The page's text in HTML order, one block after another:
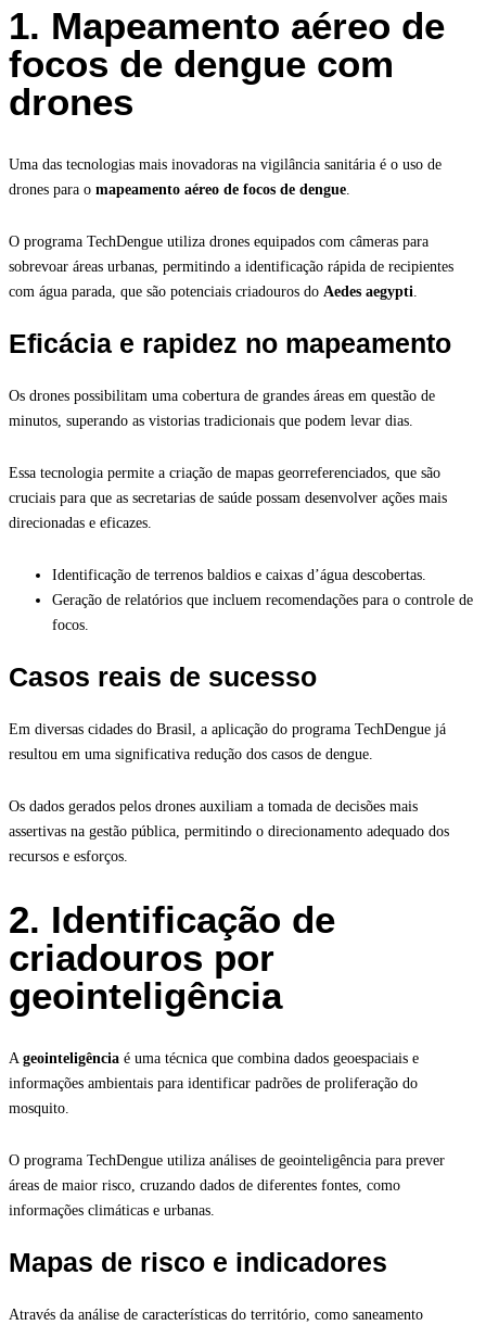
1. Mapeamento aéreo de
focos de dengue com
drones
Uma das tecnologias mais inovadoras na vigilância sanitária é o uso de
drones para o mapeamento aéreo de focos de dengue.
O programa TechDengue utiliza drones equipados com câmeras para
sobrevoar áreas urbanas, permitindo a identificação rápida de recipientes
com água parada, que são potenciais criadouros do Aedes aegypti.
Eficácia e rapidez no mapeamento
Os drones possibilitam uma cobertura de grandes áreas em questão de
minutos, superando as vistorias tradicionais que podem levar dias.
Essa tecnologia permite a criação de mapas georreferenciados, que são
cruciais para que as secretarias de saúde possam desenvolver ações mais
direcionadas e eficazes.
Identificação de terrenos baldios e caixas d’água descobertas.
Geração de relatórios que incluem recomendações para o controle de
focos.
Casos reais de sucesso
Em diversas cidades do Brasil, a aplicação do programa TechDengue já
resultou em uma significativa redução dos casos de dengue.
Os dados gerados pelos drones auxiliam a tomada de decisões mais
assertivas na gestão pública, permitindo o direcionamento adequado dos
recursos e esforços.
2. Identificação de
criadouros por
geointeligência
A geointeligência é uma técnica que combina dados geoespaciais e
informações ambientais para identificar padrões de proliferação do
mosquito.
O programa TechDengue utiliza análises de geointeligência para prever
áreas de maior risco, cruzando dados de diferentes fontes, como
informações climáticas e urbanas.
Mapas de risco e indicadores
Através da análise de características do território, como saneamento